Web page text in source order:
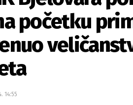
početku
14:55